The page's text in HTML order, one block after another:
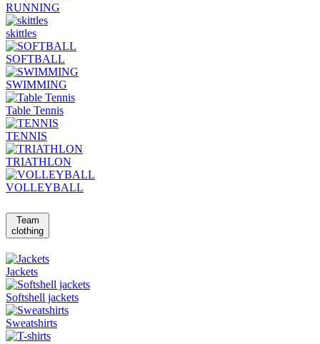
RUNNING
skittles
SOFTBALL
SWIMMING
Table Tennis
TENNIS
TRIATHLON
VOLLEYBALL
Team
clothing
Jackets
Softshell jackets
Sweatshirts